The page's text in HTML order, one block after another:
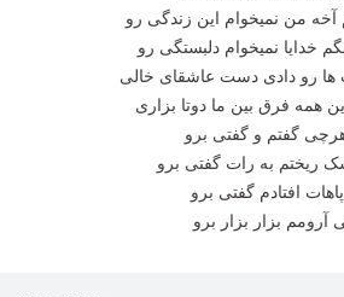
من نمیخوام این زندگی رو
خدایا نمیخوام دلبستگی رو
رو دادی دست عاشقای خالی
همه فرق بین ما دوتا بزاری
گفتم و گفتی برو
ریختم به رات گفتی برو
افتادم گفتی برو
آرومم بزار بزار برو